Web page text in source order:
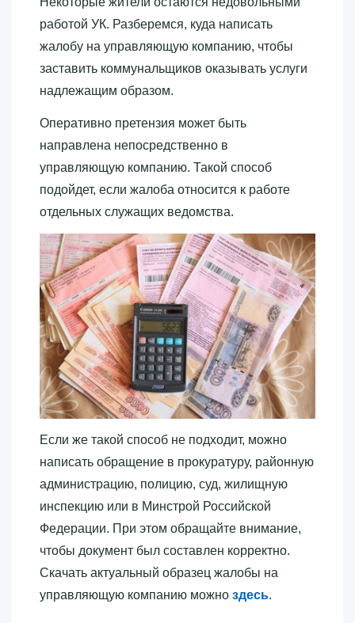
работой УК. Разберемся, куда написать
жалобу на управляющую компанию, чтобы
заставить коммунальщиков оказывать услуги
надлежащим образом.
Оперативно претензия может быть
направлена непосредственно в
управляющую компанию. Такой способ
подойдет, если жалоба относится к работе
отдельных служащих ведомства.
Если же такой способ не подходит, можно
написать обращение в прокуратуру, районную
администрацию, полицию, суд, жилищную
инспекцию или в Минстрой Российской
Федерации. При этом обращайте внимание,
чтобы документ был составлен корректно.
Скачать актуальный образец жалобы на
управляющую компанию можно здесь.